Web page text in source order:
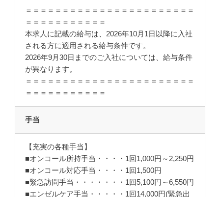
＝＝＝＝＝＝＝＝＝＝＝＝＝＝＝＝＝＝＝＝＝＝＝
＝＝＝＝＝＝＝＝＝＝＝
本求人に記載の給与は、2026年10月1日以降に入社
される方に適用される給与条件です。
2026年9月30日までのご入社については、給与条件
が異なります。
＝＝＝＝＝＝＝＝＝＝＝＝＝＝＝＝＝＝＝＝＝＝＝
＝＝＝＝＝＝＝＝＝＝＝
手当
【充実の各種手当】
■オンコール所持手当・・・・1回1,000円～2,250円
■オンコール対応手当・・・・1回1,500円
■緊急訪問手当・・・・・・・1回5,100円～6,550円
■エンゼルケア手当・・・・・1回14,000円(緊急出